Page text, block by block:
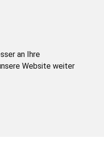
an Ihre
Website weiter